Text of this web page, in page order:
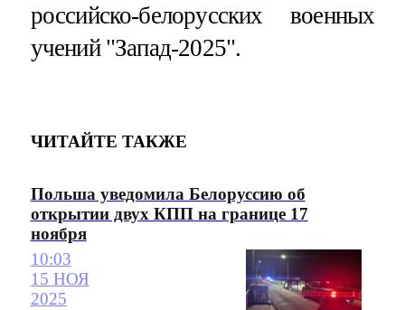
российско-белорусских военных
учений "Запад-2025".
ЧИТАЙТЕ ТАКЖЕ
Польша уведомила Белоруссию об
открытии двух КПП на границе 17
ноября
10:03
15 НОЯ
2025